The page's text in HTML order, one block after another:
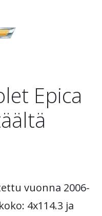
Epica
vuonna 2006-
4x114.3 ja